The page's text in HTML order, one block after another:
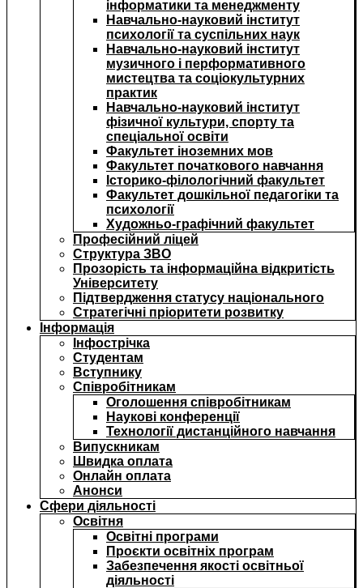
інформатики та менеджменту
Навчально-науковий інститут
психології та суспільних наук
Навчально-науковий інститут
музичного і перформативного
мистецтва та соціокультурних
практик
Навчально-науковий інститут
фізичної культури, спорту та
спеціальної освіти
Факультет іноземних мов
Факультет початкового навчання
Історико-філологічний факультет
Факультет дошкільної педагогіки та
психології
Художньо-графічний факультет
Професійний ліцей
Структура ЗВО
Прозорість та інформаційна відкритість
Університету
Підтвердження статусу національного
Стратегічні пріоритети розвитку
Інформація
Інфострічка
Студентам
Вступнику
Співробітникам
Оголошення співробітникам
Наукові конференції
Технології дистанційного навчання
Випускникам
Швидка оплата
Онлайн оплата
Анонси
Сфери діяльності
Освітня
Освітні програми
Проєкти освітніх програм
Забезпечення якості освітньої
діяльності